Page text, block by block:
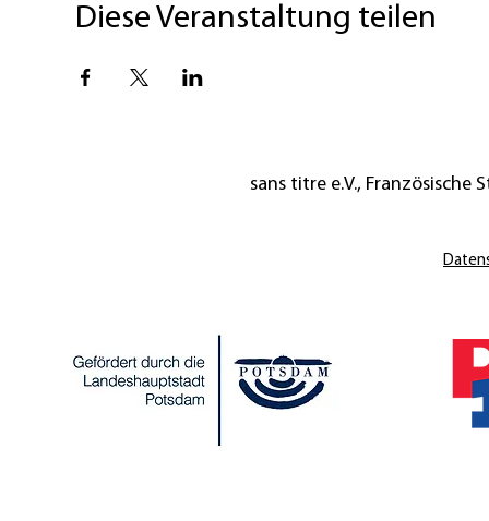
Diese Veranstaltung teilen
sans titre e.V., Französische